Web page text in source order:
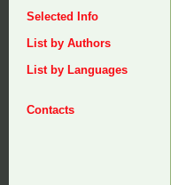
Selected Info
List by Authors
List by Languages
Contacts